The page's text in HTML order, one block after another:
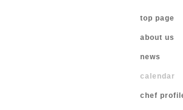
top page
about us
news
calendar
chef